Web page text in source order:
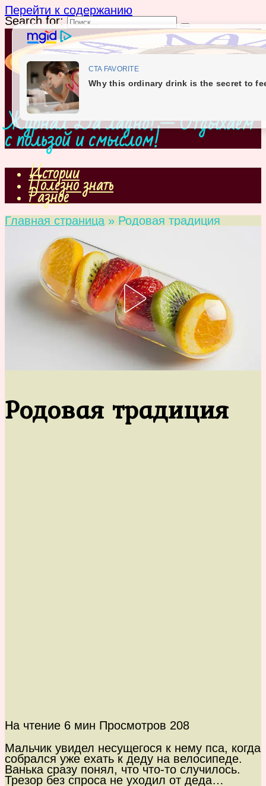
Перейти к содержанию
Search for:
Журнал Да ладно! — Отдыхаем
с пользой и смыслом!
Истории
Полезно знать
Разное
Главная страница » Родовая традиция
Родовая традиция
На чтение 6 мин Просмотров 208
Мальчик увидел несущегося к нему пса, когда
собрался уже ехать к деду на велосипеде.
Ванька сразу понял, что что-то случилось.
Трезор без спроса не уходил от деда…